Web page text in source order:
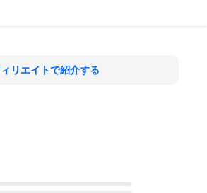
リエイトで紹介する